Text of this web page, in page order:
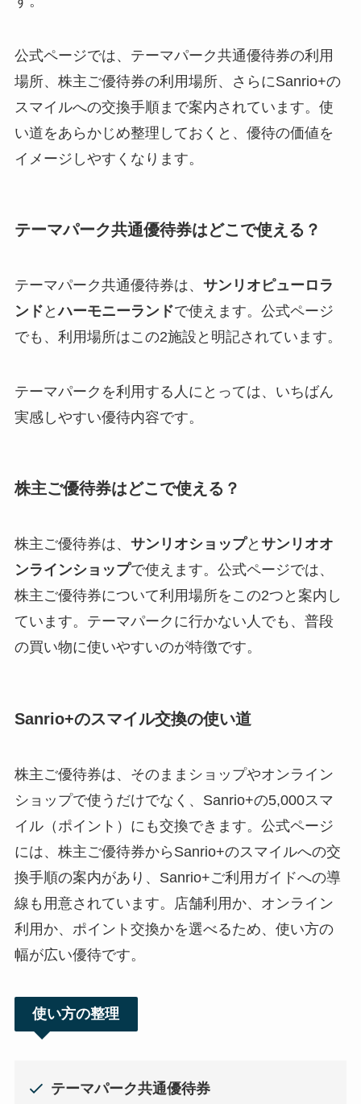
公式ページでは、テーマパーク共通優待券の利用
場所、株主ご優待券の利用場所、さらにSanrio+の
スマイルへの交換手順まで案内されています。使
い道をあらかじめ整理しておくと、優待の価値を
イメージしやすくなります。
テーマパーク共通優待券はどこで使える？
テーマパーク共通優待券は、 サンリオピューロラ
ンド とハーモニーランドで使えます。公式ページ
でも、利用場所はこの2施設と明記されています。
テーマパークを利用する人にとっては、いちばん
実感しやすい優待内容です。
株主ご優待券はどこで使える？
株主ご優待券は、 サンリオショップと サンリオオ
ンラインショップで使えます。公式ページでは、
株主ご優待券について利用場所をこの2つと案内し
ています。テーマパークに行かない人でも、普段
の買い物に使いやすいのが特徴です。
Sanrio+のスマイル交換の使い道
株主ご優待券は、そのままショップやオンライン
ショップで使うだけでなく、Sanrio+の5,000スマ
イル（ポイント）にも交換できます。公式ページ
には、株主ご優待券からSanrio+のスマイルへの交
換手順の案内があり、Sanrio+ご利用ガイドへの導
線も用意されています。店舗利用か、オンライン
利用か、ポイント交換かを選べるため、使い方の
幅が広い優待です。
使い方の整理
テーマパーク共通優待券